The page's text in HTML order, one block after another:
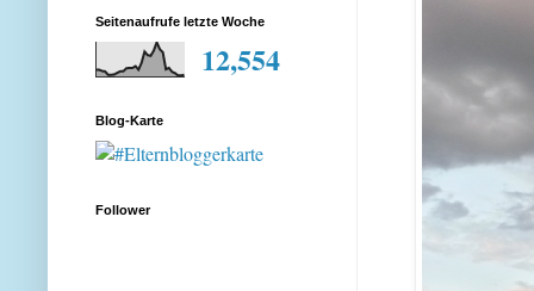
Seitenaufrufe letzte Woche
12,554
Blog-Karte
Follower